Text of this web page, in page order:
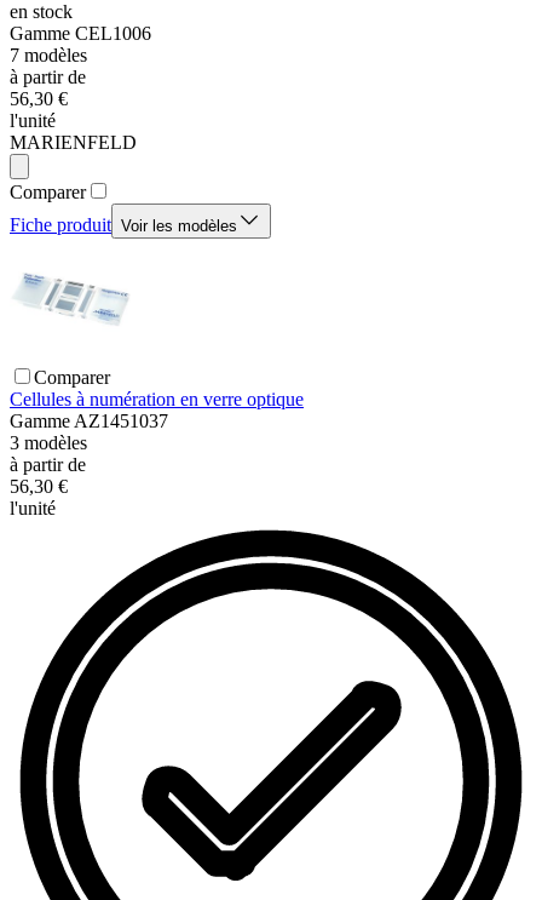
en stock
Gamme CEL1006
7 modèles
à partir de
56,30 €
l'unité
MARIENFELD
Comparer
Fiche produit Voir les modèles
Comparer
Cellules à numération en verre optique
Gamme AZ1451037
3 modèles
à partir de
56,30 €
l'unité